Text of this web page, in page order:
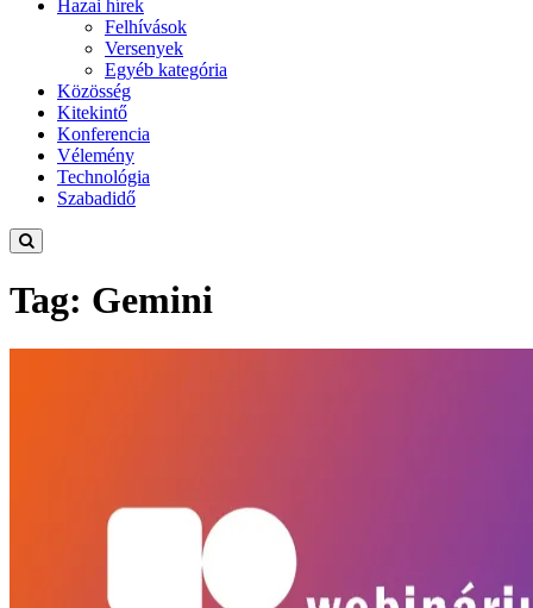
Hazai hírek
Felhívások
Versenyek
Egyéb kategória
Közösség
Kitekintő
Konferencia
Vélemény
Technológia
Szabadidő
Tag: Gemini